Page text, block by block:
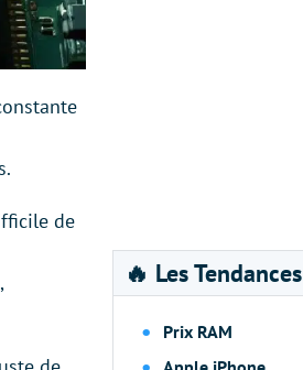
de
🔥 Les Tendances
Prix RAM